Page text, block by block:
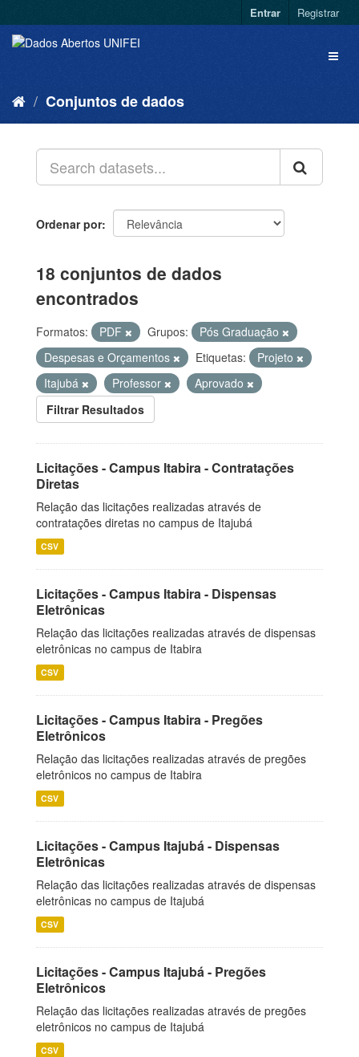
Entrar Registrar
Conjuntos de dados
Ordenar por
18 conjuntos de dados
encontrados
Formatos: PDF Grupos:
Pós Graduação
Despesas e Orçamentos
Etiquetas:
Projeto
Itajubá
Professor
Aprovado
Filtrar Resultados
Licitações - Campus Itabira - Contratações
Diretas
Relação das licitações realizadas através de
contratações diretas no campus de Itajubá
CSV
Licitações - Campus Itabira - Dispensas
Eletrônicas
Relação das licitações realizadas através de dispensas
eletrônicas no campus de Itabira
CSV
Licitações - Campus Itabira - Pregões
Eletrônicos
Relação das licitações realizadas através de pregões
eletrônicos no campus de Itabira
CSV
Licitações - Campus Itajubá - Dispensas
Eletrônicas
Relação das licitações realizadas através de dispensas
eletrônicas no campus de Itajubá
CSV
Licitações - Campus Itajubá - Pregões
Eletrônicos
Relação das licitações realizadas através de pregões
eletrônicos no campus de Itajubá
CSV